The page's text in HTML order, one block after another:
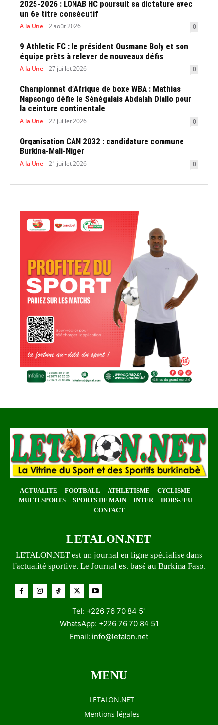
2025-2026 : LONAB HC poursuit sa dictature avec
un 6e titre consécutif
A la Une 2 août 2026 0
9 Athletic FC : le président Ousmane Boly et son
équipe prêts à relever de nouveaux défis
A la Une 27 juillet 2026 0
Championnat d’Afrique de boxe WBA : Mathias
Napaongo défie le Sénégalais Abdalah Diallo pour
la ceinture continentale
A la Une 22 juillet 2026 0
Organisation CAN 2032 : candidature commune
Burkina-Mali-Niger
A la Une 21 juillet 2026 0
ACTUALITE FOOTBALL ATHLETISME
CYCLISME
MULTI SPORTS
SPORTS DE MAIN INTER
HORS-JEU
CONTACT
LETALON.NET
LETALON.NET est un journal en ligne spécialise dans
l'actualité sportive. Le Journal est basé au Burkina Faso.
Tel: +226 76 70 84 51
WhatsApp: +226 76 70 84 51
Email: info@letalon.net
MENU
LETALON.NET
Mentions légales